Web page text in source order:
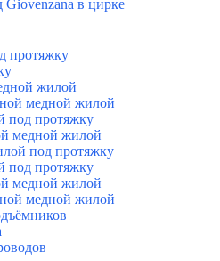
в цирке
протяжку
жилой
медной жилой
под протяжку
медной жилой
под протяжку
под протяжку
медной жилой
медной жилой